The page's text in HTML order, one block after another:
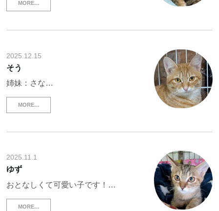
MORE…
2025.12.15
そう
姉妹：さな…
MORE…
2025.11.1
ゆず
おとなしくて可愛い子です！…
MORE…